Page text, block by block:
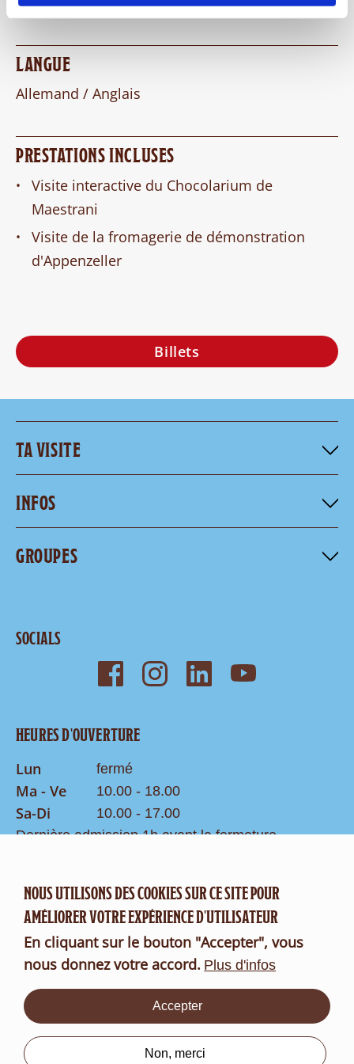
Qui
sommes-
DE
LANGUE
Allemand / Anglais
PRESTATIONS INCLUSES
Visite interactive du Chocolarium de
Maestrani
Visite de la fromagerie de démonstration
d'Appenzeller
Billets
TA VISITE
INFOS
GROUPES
SOCIALS
HEURES D'OUVERTURE
Lun fermé
Ma - Ve 10.00 - 18.00
Sa-Di
10.00 - 17.00
Dernière admission 1h avant la fermeture
CONTACT
Formulaire de contact
NOUS UTILISONS DES COOKIES SUR CE SITE POUR
AMÉLIORER VOTRE EXPÉRIENCE D'UTILISATEUR
En cliquant sur le bouton "Accepter", vous
nous donnez votre accord. Plus d'infos
Accepter
Non, merci